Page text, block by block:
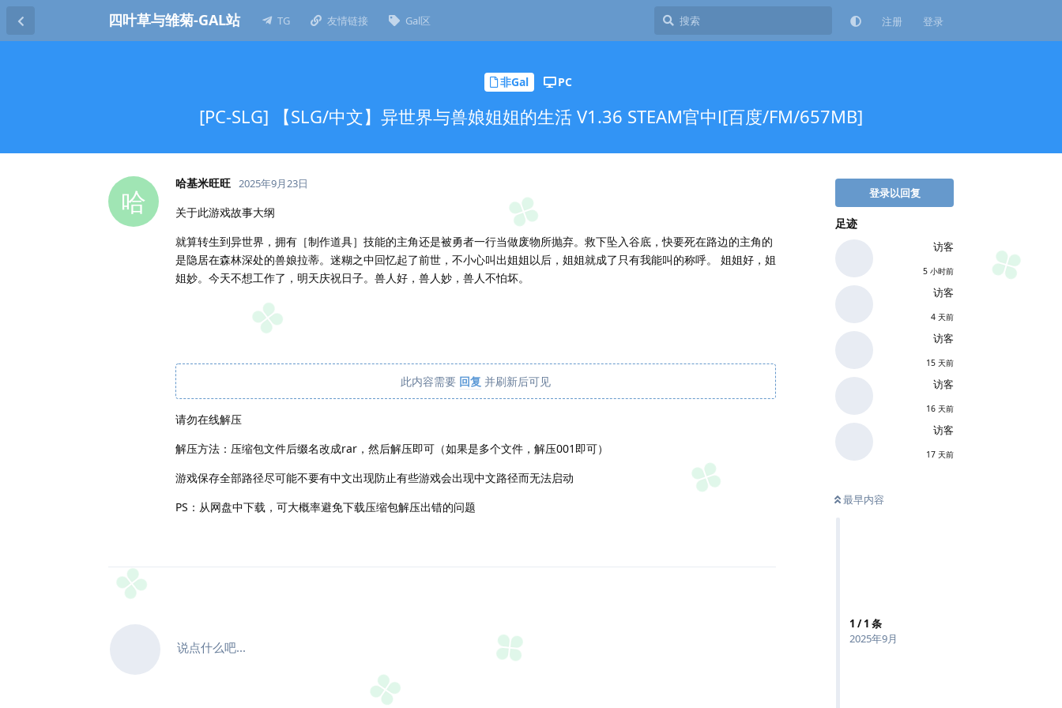
四叶草与雏菊-GAL站 TG 友情链接 Gal区 注册 登录
非Gal PC
[PC-SLG] 【SLG/中文】异世界与兽娘姐姐的生活 V1.36 STEAM官中l[百度/FM/657MB]
登录以回复
足迹
访客
5 小时前
访客
4 天前
访客
15 天前
访客
16 天前
访客
17 天前
最早内容
1 /1 条
2025年9月
哈
哈基米旺旺 2025年9月23日
关于此游戏故事大纲
就算转生到异世界，拥有［制作道具］技能的主角还是被勇者一行当做废物所抛弃。救下坠入谷底，快要死在路边的主角的
是隐居在森林深处的兽娘拉蒂。迷糊之中回忆起了前世，不小心叫出姐姐以后，姐姐就成了只有我能叫的称呼。 姐姐好，姐
姐妙。今天不想工作了，明天庆祝日子。兽人好，兽人妙，兽人不怕坏。
此内容需要 回复 并刷新后可见
请勿在线解压
解压方法：压缩包文件后缀名改成rar，然后解压即可（如果是多个文件，解压001即可）
游戏保存全部路径尽可能不要有中文出现防止有些游戏会出现中文路径而无法启动
PS：从网盘中下载，可大概率避免下载压缩包解压出错的问题
说点什么吧...